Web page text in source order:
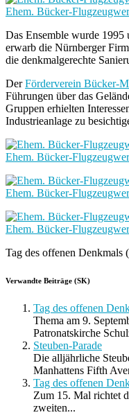
Ehem. Bücker-
Das Ensemble wurde 1995
erwarb die Nürnberger
die denkmalgerechte
DerFörderverein Bücker-
Führungen über das
Gruppen erhielten
Industrieanlage zu
Ehem. Bücker-
Ehem. Bücker-
Ehem. Bücker-
Tag des offenen Denkmals
Verwandte Beiträge (SK)
Tag des offenen
Thema am 9.
Patronatskirche
Steuben-Parade
Die alljährliche
Manhattens Fifth
Tag des offenen
Zum 15. Mal richtet
zweiten...